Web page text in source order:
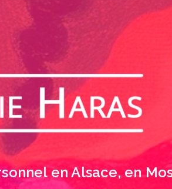
en Alsace, en